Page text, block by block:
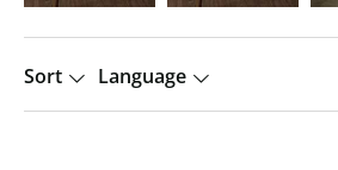
Sort Language